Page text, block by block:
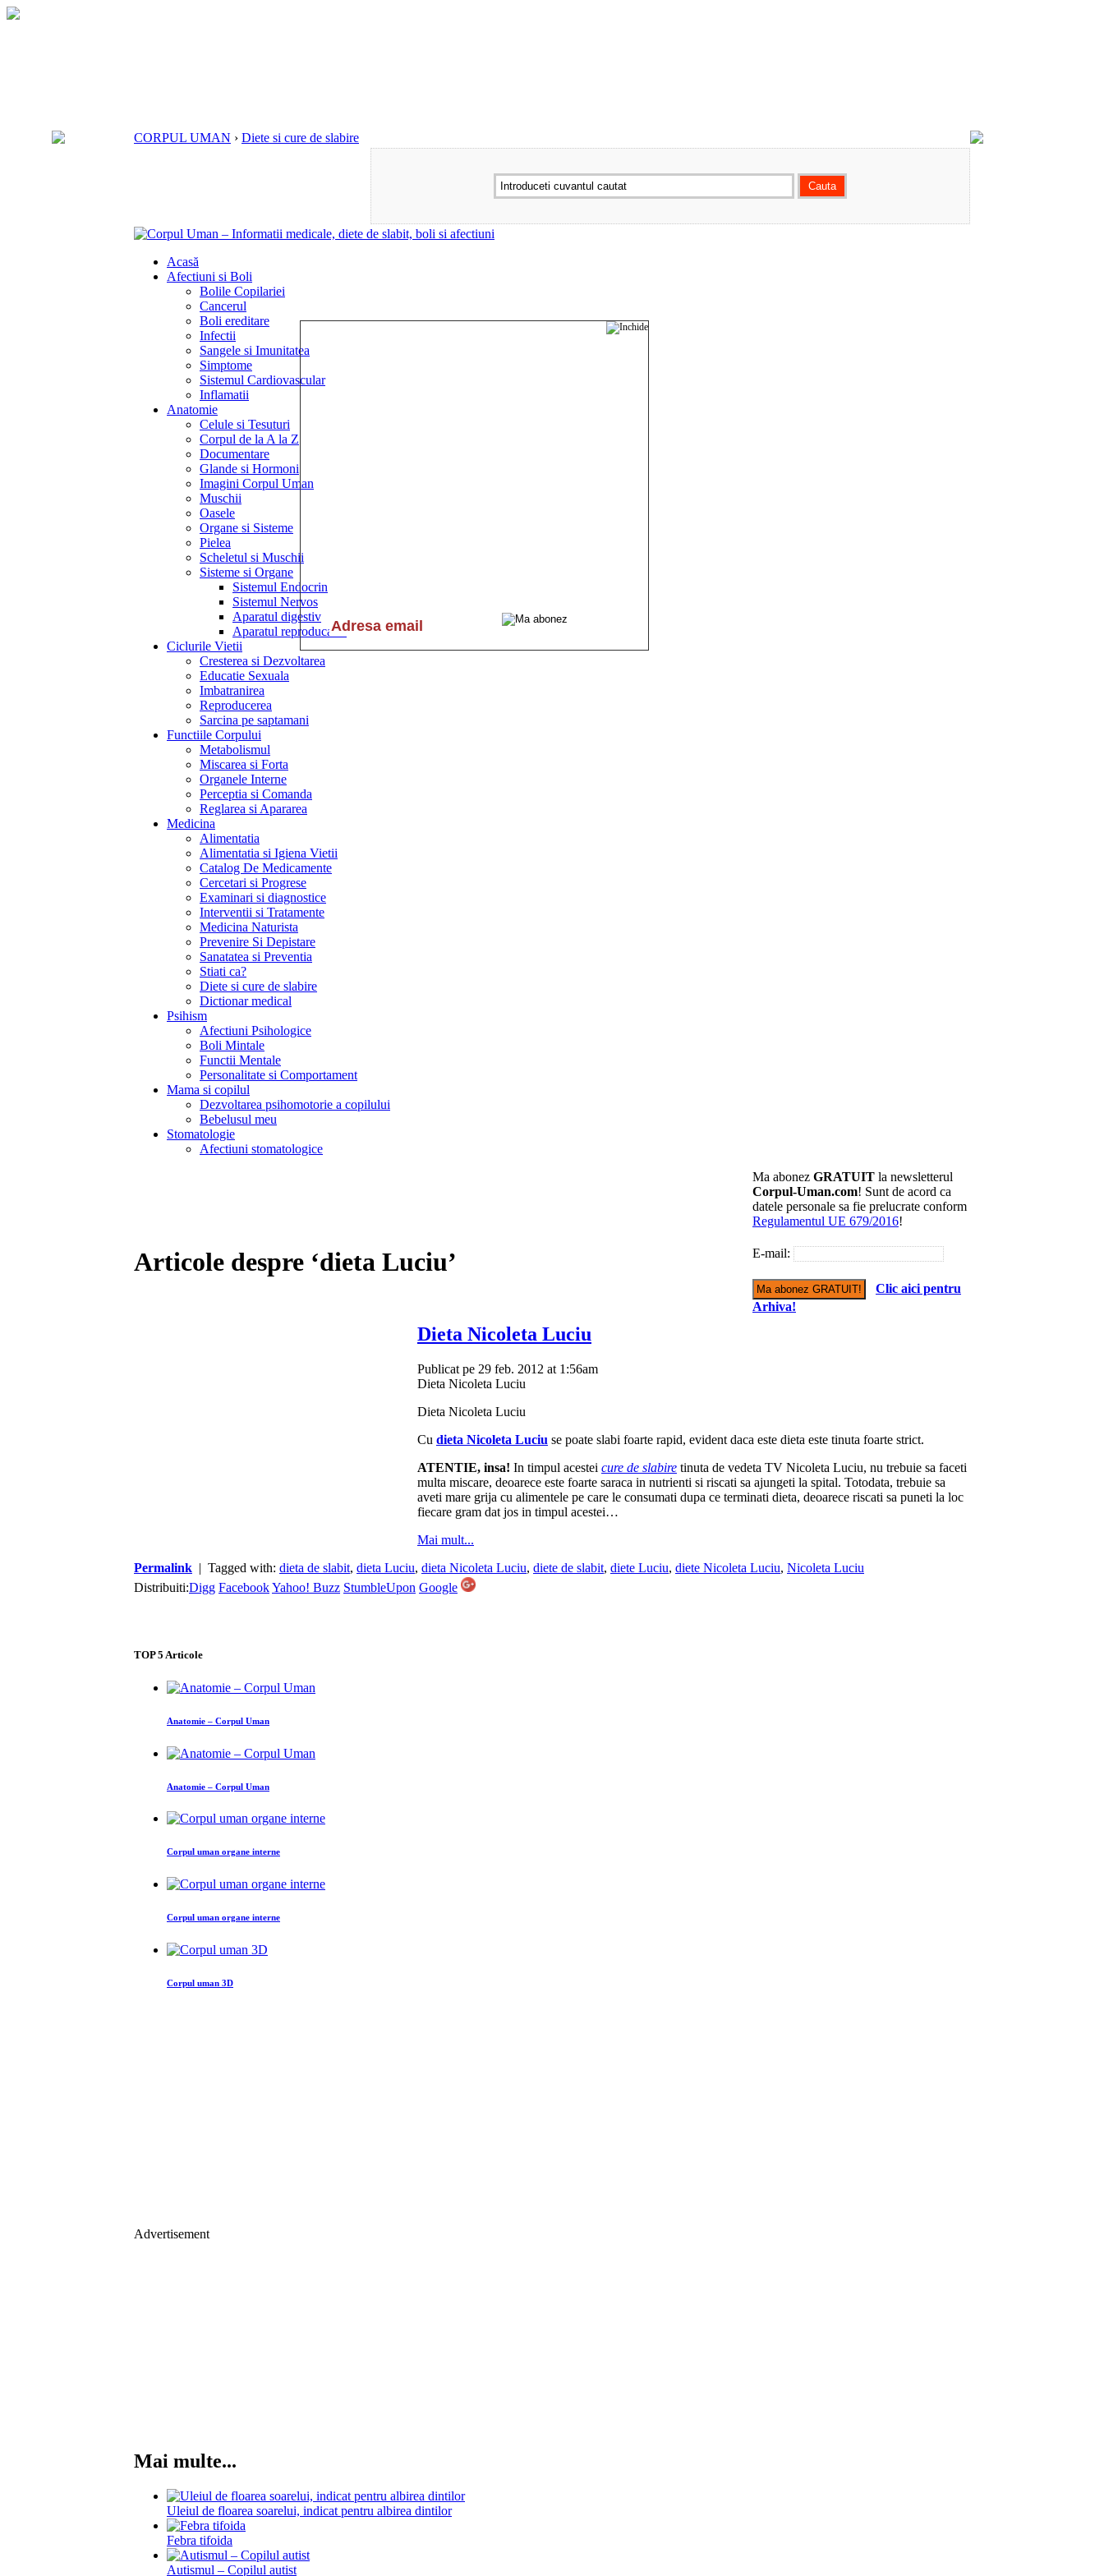
CORPUL UMAN › Diete si cure de slabire
Acasă
Afectiuni si Boli
Bolile Copilariei
Cancerul
Boli ereditare
Infectii
Sangele si Imunitatea
Simptome
Sistemul Cardiovascular
Inflamatii
Anatomie
Celule si Tesuturi
Corpul de la A la Z
Documentare
Glande si Hormoni
Imagini Corpul Uman
Muschii
Oasele
Organe si Sisteme
Pielea
Scheletul si Muschii
Sisteme si Organe
Sistemul Endocrin
Sistemul Nervos
Aparatul digestiv
Aparatul reproducator
Ciclurile Vietii
Cresterea si Dezvoltarea
Educatie Sexuala
Imbatranirea
Reproducerea
Sarcina pe saptamani
Functiile Corpului
Metabolismul
Miscarea si Forta
Organele Interne
Perceptia si Comanda
Reglarea si Apararea
Medicina
Alimentatia
Alimentatia si Igiena Vietii
Catalog De Medicamente
Cercetari si Progrese
Examinari si diagnostice
Interventii si Tratamente
Medicina Naturista
Prevenire Si Depistare
Sanatatea si Preventia
Stiati ca?
Diete si cure de slabire
Dictionar medical
Psihism
Afectiuni Psihologice
Boli Mintale
Functii Mentale
Personalitate si Comportament
Mama si copilul
Dezvoltarea psihomotorie a copilului
Bebelusul meu
Stomatologie
Afectiuni stomatologice
Ma abonez GRATUIT la newsletterul
Corpul-Uman.com! Sunt de acord ca
datele personale sa fie prelucrate conform
Regulamentul UE 679/2016!
E-mail:
Clic aici pentru
Arhiva!
Articole despre ‘dieta Luciu’
Dieta Nicoleta Luciu
Publicat pe 29 feb. 2012 at 1:56am
Dieta Nicoleta Luciu
Dieta Nicoleta Luciu
Cu dieta Nicoleta Luciu se poate slabi foarte rapid, evident daca este dieta este tinuta foarte strict.
ATENTIE, insa! In timpul acestei cure de slabire tinuta de vedeta TV Nicoleta Luciu, nu trebuie sa faceti
multa miscare, deoarece este foarte saraca in nutrienti si riscati sa ajungeti la spital. Totodata, trebuie sa
aveti mare grija cu alimentele pe care le consumati dupa ce terminati dieta, deoarece riscati sa puneti la loc
fiecare gram dat jos in timpul acestei…
Mai mult...
Permalink | Tagged with: dieta de slabit, dieta Luciu, dieta Nicoleta Luciu, diete de slabit, diete Luciu, diete Nicoleta Luciu, Nicoleta Luciu
Distribuiti:Digg FacebookYahoo! Buzz StumbleUpon Google
TOP5 Articole
Anatomie – Corpul Uman
Anatomie – Corpul Uman
Corpul uman organe interne
Corpul uman organe interne
Corpul uman 3D
Advertisement
Mai multe...
Uleiul de floarea soarelui, indicat pentru albirea dintilor
Febra tifoida
Autismul – Copilul autist